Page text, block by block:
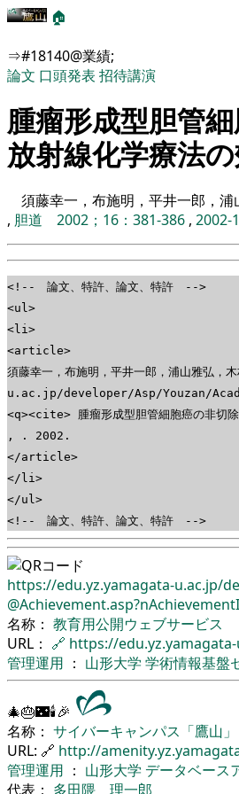
🏠
⇒#18140@業績;
論文 口頭発表 招待講演
腫瘤形成型胆管
放射線化学療法
須藤幸一，布施明，平井一郎，浦
, 胆道 2002；16：381-386 , 2002-
<!-- 論文、特許、論文、特許 -->
<ul>
<li>
<article>
須藤幸一，布施明，平井一郎，浦山
u.ac.jp/developer/Asp/Youzan/
<q><cite> 腫瘤形成型胆管細胞癌の非
, . 2002.
</article>
</li>
</ul>
<!-- 論文、特許、論文、特許 -->
https://edu.yz.yamagata-u.ac.jp/
名称： 教育用公開ウェブサービス
URL： 🔗 https://
管理運用 ： 山形大学 学術情報基盤
🎄🎂🌃🕯🎉
名称： サイバーキャンパス「鷹山」
URL: 🔗 http://
管理運用 ： 山形大学 データベース
代表： 多田隈 理一郎